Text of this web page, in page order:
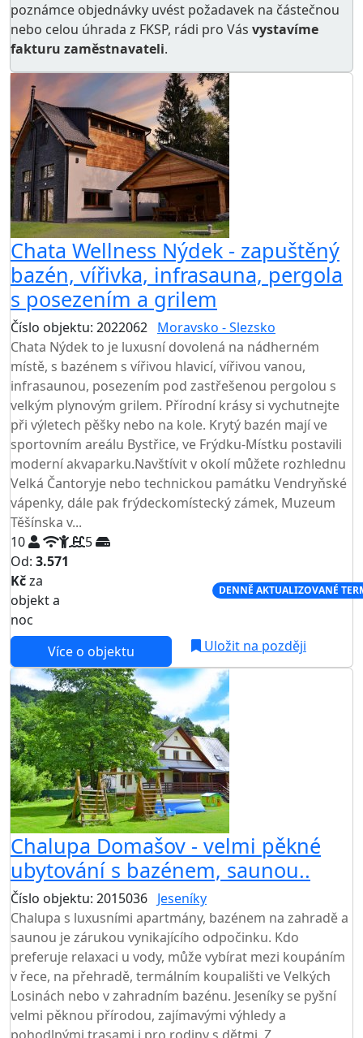
poznámce objednávky uvést požadavek na částečnou
nebo celou úhrada z FKSP, rádi pro Vás vystavíme
fakturu zaměstnavateli.
Chata Wellness Nýdek - zapuštěný
bazén, vířivka, infrasauna, pergola
s posezením a grilem
Číslo objektu: 2022062 Moravsko - Slezsko
Chata Nýdek to je luxusní dovolená na nádherném
místě, s bazénem s vířivou hlavicí, vířivou vanou,
infrasaunou, posezením pod zastřešenou pergolou s
velkým plynovým grilem. Přírodní krásy si vychutnejte
při výletech pěšky nebo na kole. Krytý bazén mají ve
sportovním areálu Bystřice, ve Frýdku-Místku postavili
moderní akvaparku.Navštívit v okolí můžete rozhlednu
Velká Čantoryje nebo technickou památku Vendryňské
vápenky, dále pak frýdeckomístecký zámek, Muzeum
Těšínska v...
10
5
Od: 3.571
Kčza
objekt a
noc
DENNĚ AKTUALIZOVANÉ
Více o objektu Uložit na později
Chalupa Domašov - velmi pěkné
ubytování s bazénem, saunou..
Číslo objektu: 2015036 Jeseníky
Chalupa s luxusními apartmány, bazénem na zahradě a
saunou je zárukou vynikajícího odpočinku. Kdo
preferuje relaxaci u vody, může vybírat mezi koupáním
v řece, na přehradě, termálním koupališti ve Velkých
Losinách nebo v zahradním bazénu. Jeseníky se pyšní
velmi pěknou přírodou, zajímavými výhledy a